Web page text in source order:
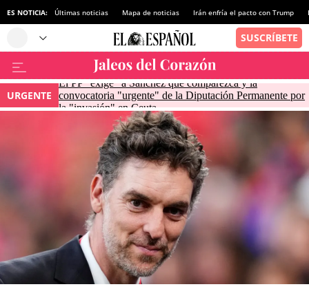
ES NOTICIA: Últimas noticias Mapa de noticias Irán enfría el pacto con Trump
URGENTE
El PP "exige" a Sánchez que comparezca y la
convocatoria "urgente" de la Diputación Permanente por
la "invasión" en Ceuta